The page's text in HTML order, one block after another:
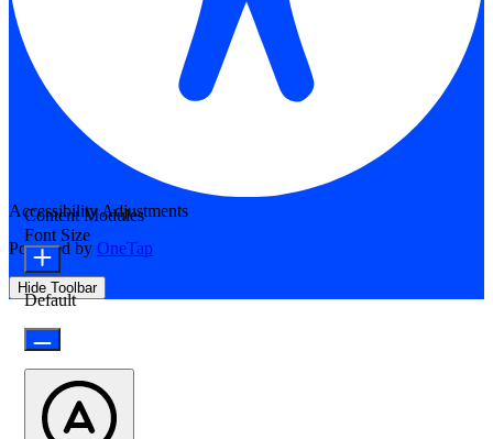
Accessibility Adjustments
Powered by OneTap
Hide Toolbar
Content Modules
Font Size
Default